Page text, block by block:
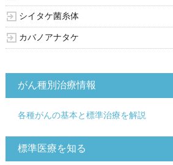
シイタケ菌糸体
カバノアナタケ
がん種別治療情報
各種がんの基本と標準治療を解説
標準医療を知る